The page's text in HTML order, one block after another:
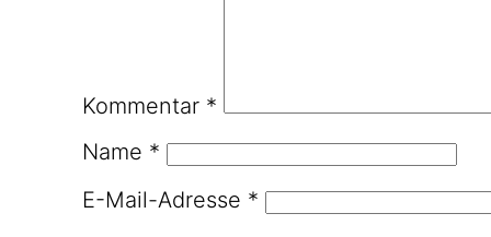
Kommentar *
Name *
E-Mail-Adresse *